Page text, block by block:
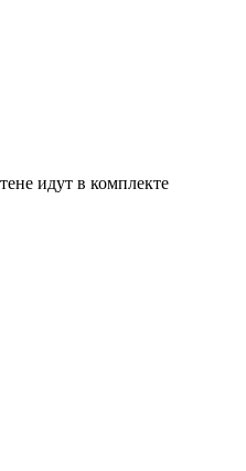
идут в комплекте